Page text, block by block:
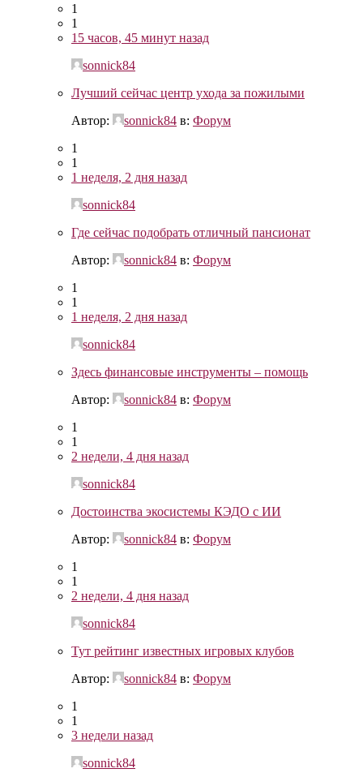
1
1
15 часов, 45 минут назад
sonnick84
Лучший сейчас центр ухода за пожилыми
Автор:
sonnick84 в: Форум
1
1
1 неделя, 2 дня назад
sonnick84
Где сейчас подобрать отличный пансионат
Автор:
sonnick84 в: Форум
1
1
1 неделя, 2 дня назад
sonnick84
Здесь финансовые инструменты – помощь
Автор:
sonnick84 в: Форум
1
1
2 недели, 4 дня назад
sonnick84
Достоинства экосистемы КЭДО с ИИ
Автор:
sonnick84 в: Форум
1
1
2 недели, 4 дня назад
sonnick84
Тут рейтинг известных игровых клубов
Автор:
sonnick84 в: Форум
1
1
3 недели назад
sonnick84